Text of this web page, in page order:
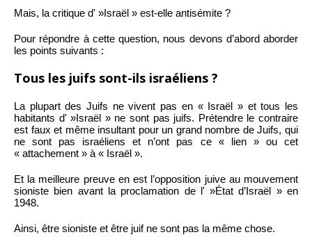
Mais, la critique d' »Israël » est-elle antisémite ?
Pour répondre à cette question, nous devons d’abord aborder
les points suivants :
Tous les juifs sont-ils israéliens ?
La plupart des Juifs ne vivent pas en « Israël » et tous les
habitants d' »Israël » ne sont pas juifs. Prétendre le contraire
est faux et même insultant pour un grand nombre de Juifs, qui
ne sont pas israéliens et n’ont pas ce « lien » ou cet
« attachement » à « Israël ».
Et la meilleure preuve en est l’opposition juive au mouvement
sioniste bien avant la proclamation de l' »État d’Israël » en
1948.
Ainsi, être sioniste et être juif ne sont pas la même chose.